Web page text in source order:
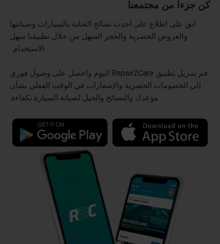
كن جزءا من مجتمعنا
ابق على اطلاع على أحدث نصائح العناية بالسيارات وصيانتها
والعروض الحصرية والحجز السهل من خلال تطبيقنا سهل
الاستخدام.
قم بتنزيل تطبيق Repair2Care اليوم واحصل على وصول فوري
إلى الخصومات الحصرية والإشعارات في الوقت الفعلي بشأن
موعدك والنصائح والحيل لصيانة السيارة بكفاءة.